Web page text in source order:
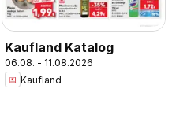
Kaufland Katalog
06.08. - 11.08.2026
Kaufland